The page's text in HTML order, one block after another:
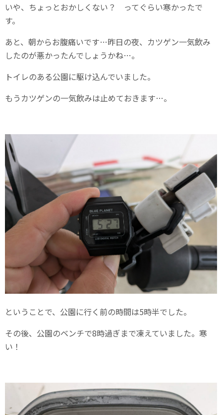
いや、ちょっとおかしくない？ ってぐらい寒かったで
す。
あと、朝からお腹痛いです…昨日の夜、カツゲン一気飲み
したのが悪かったんでしょうかね…。
トイレのある公園に駆け込んでいました。
もうカツゲンの一気飲みは止めておきます…。
ということで、公園に行く前の時間は5時半でした。
その後、公園のベンチで8時過ぎまで凍えていました。寒
い！